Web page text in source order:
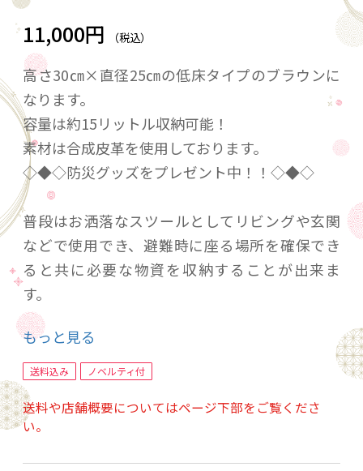
11,000円 （税込）
高さ30㎝×直径25㎝の低床タイプのブラウンに
なります。
容量は約15リットル収納可能！
素材は合成皮革を使用しております。
◇◆◇防災グッズをプレゼント中！！◇◆◇
普段はお洒落なスツールとしてリビングや玄関
などで使用でき、避難時に座る場所を確保でき
ると共に必要な物資を収納することが出来ま
す。
防災バッグは常に目の届くところにある事によ
り緊急時にすぐに持ち運べるメリットがある魅
せる防災バッグでもあります。
もっと見る
送料込み ノベルティ付
送料や店舗概要についてはページ下部をご覧くださ
い。